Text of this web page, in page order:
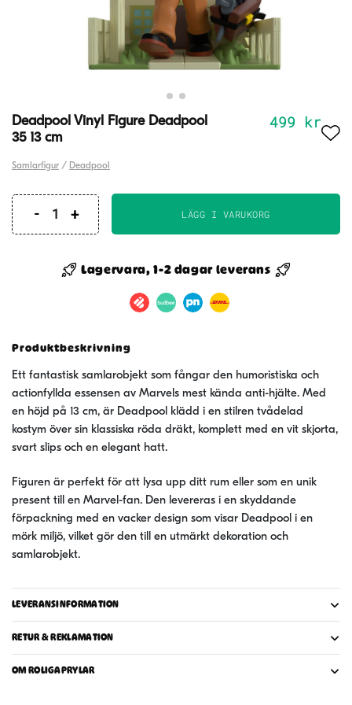
Deadpool Vinyl Figure Deadpool
35 13 cm
499 kr
Samlarfigur / Deadpool
Deadpool
Figure
Deadpool
mängd
LÄGG I VARUKORG
Lagervara, 1-2 dagar leverans
Produktbeskrivning
Ett fantastisk samlarobjekt som fångar den humoristiska och
actionfyllda essensen av Marvels mest kända anti-hjälte. Med
en höjd på 13 cm, är Deadpool klädd i en stilren tvådelad
kostym över sin klassiska röda dräkt, komplett med en vit skjorta,
svart slips och en elegant hatt.
Figuren är perfekt för att lysa upp ditt rum eller som en unik
present till en Marvel-fan. Den levereras i en skyddande
förpackning med en vacker design som visar Deadpool i en
mörk miljö, vilket gör den till en utmärkt dekoration och
samlarobjekt.
LEVERANSINFORMATION
RETUR & REKLAMATION
OM ROLIGAPRYLAR